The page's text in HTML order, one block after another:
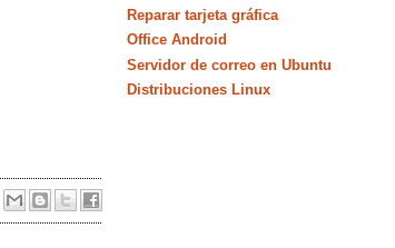
Reparar tarjeta gráfica
Office Android
Servidor de correo en Ubuntu
Distribuciones Linux